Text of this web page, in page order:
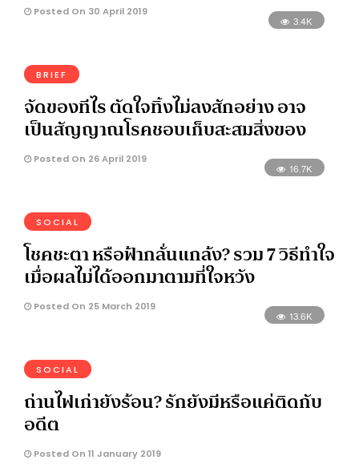
Posted On 30 April 2019
3.4K
BRIEF
จัดของทีไร ตัดใจทิ้งไม่ลงสักอย่าง อาจ
เป็นสัญญาณโรคชอบเก็บสะสมสิ่งของ
Posted On 26 April 2019
16.7K
SOCIAL
โชคชะตา หรือฟ้ากลั่นแกล้ง? รวม 7 วิธีทำใจ
เมื่อผลไม่ได้ออกมาตามที่ใจหวัง
Posted On 25 March 2019
13.6K
SOCIAL
ถ่านไฟเก่ายังร้อน? รักยังมีหรือแค่ติดกับ
อดีต
Posted On 11 January 2019